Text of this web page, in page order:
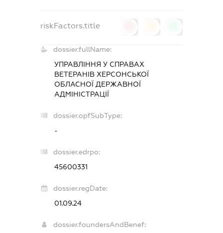
riskFactors.title
dossier.fullName:
УПРАВЛІННЯ У СПРАВАХ
ВЕТЕРАНІВ ХЕРСОНСЬКОЇ
ОБЛАСНОЇ ДЕРЖАВНОЇ
АДМІНІСТРАЦІЇ
dossier.opfSubType:
-
dossier.edrpo:
45600331
dossier.regDate:
01.09.24
dossier.foundersAndBenef: